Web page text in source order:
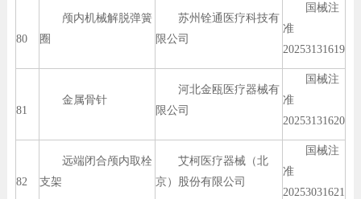
80
颅内机械解脱弹簧
圈
苏州铨通医疗科技有
限公司
国械注
准
20253131619
81
金属骨针
河北金瓯医疗器械有
限公司
国械注
准
20253131620
82
远端闭合颅内取栓
支架
艾柯医疗器械（北
京）股份有限公司
国械注
准
20253031621